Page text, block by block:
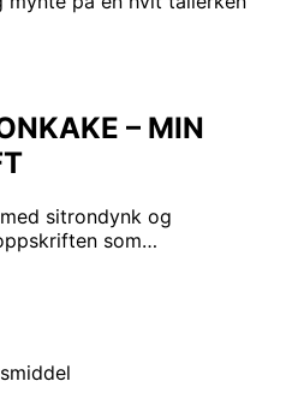
– MIN
sitrondynk og
som…